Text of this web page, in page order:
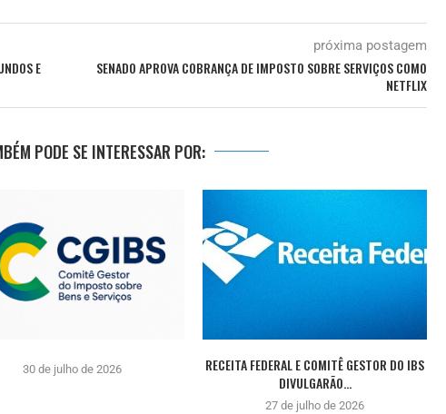
E
próxima postagem
SENADO APROVA COBRANÇA DE IMPOSTO SOBRE SERVIÇOS COMO
NETFLIX
PODE SE INTERESSAR POR:
30 de julho de 2026
RECEITA FEDERAL E COMITÊ GESTOR DO IBS
DIVULGARÃO...
27 de julho de 2026